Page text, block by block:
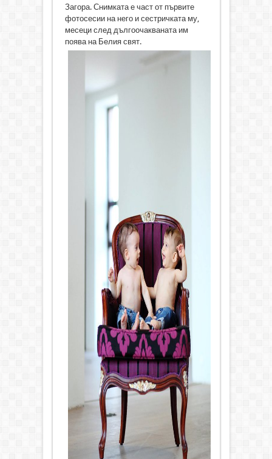
Загора. Снимката е част от първите
фотосесии на него и сестричката му,
месеци след дългоочакваната им
поява на Белия свят.